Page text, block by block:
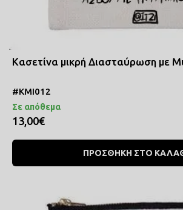
Κασετίνα μικρή Διασταύρωση με
#ΚΜΙ012
Σε απόθεμα
13,00€
ΠΡΟΣΘΗΚΗ ΣΤΟ